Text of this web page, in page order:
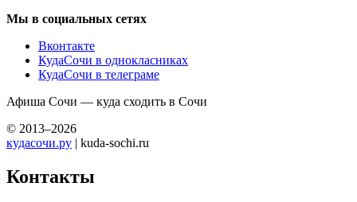
Мы в социальных сетях
Вконтакте
КудаСочи в однокласниках
КудаСочи в телеграме
Афиша Сочи — куда сходить в Сочи
© 2013–2026
кудасочи.ру | kuda-sochi.ru
Контакты